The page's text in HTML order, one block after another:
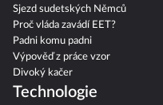
Sjezd sudetských Němců
Proč vláda zavádí EET?
Padni komu padni
Výpověď z práce vzor
Divoký kačer
Technologie